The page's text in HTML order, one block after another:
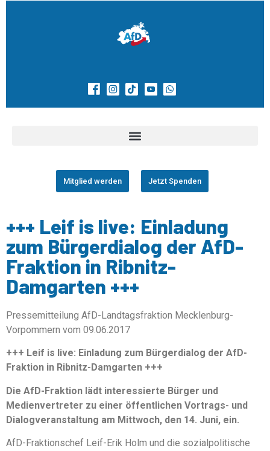
Mitglied werden Jetzt Spenden
+++ Leif is live: Einladung
zum Bürgerdialog der AfD-
Fraktion in Ribnitz-
Damgarten +++
Pressemitteilung AfD-Landtagsfraktion Mecklenburg-
Vorpommern vom 09.06.2017
+++ Leif is live: Einladung zum Bürgerdialog der AfD-
Fraktion in Ribnitz-Damgarten +++
Die AfD-Fraktion lädt interessierte Bürger und
Medienvertreter zu einer öffentlichen Vortrags- und
Dialogveranstaltung am Mittwoch, den 14. Juni, ein.
AfD-Fraktionschef Leif-Erik Holm und die sozialpolitische